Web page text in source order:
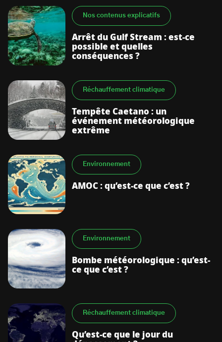
Nos contenus explicatifs
Arrêt du Gulf Stream : est-ce
possible et quelles
conséquences ?
Réchauffement climatique
Tempête Caetano : un
événement météorologique
extrême
Environnement
AMOC : qu’est-ce que c’est ?
Environnement
Bombe météorologique : qu’est-
ce que c’est ?
Réchauffement climatique
Qu’est-ce que le jour du